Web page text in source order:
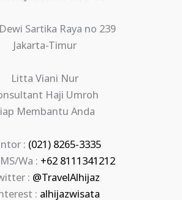
Sartika Raya no 239
Jakarta-Timur
Litta Viani Nur
Haji Umroh
Membantu Anda
: (021) 8265-3335
Wa : +62 8111341212
: @TravelAlhijaz
: alhijazwisata